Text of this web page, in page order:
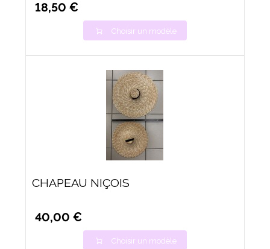
18,50 €
Choisir un modèle
CHAPEAU NIÇOIS
40,00 €
Choisir un modèle